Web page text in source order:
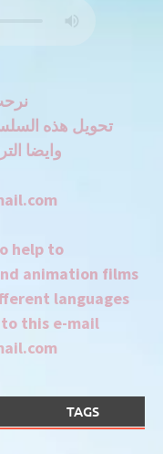
تحويل هذه
وايضا
help to
animation films
languages
this e-mail
TAGS